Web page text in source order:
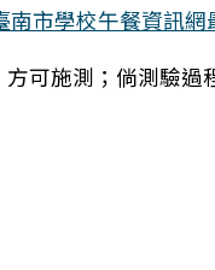
南市學校午餐資訊網
可施測；倘測驗